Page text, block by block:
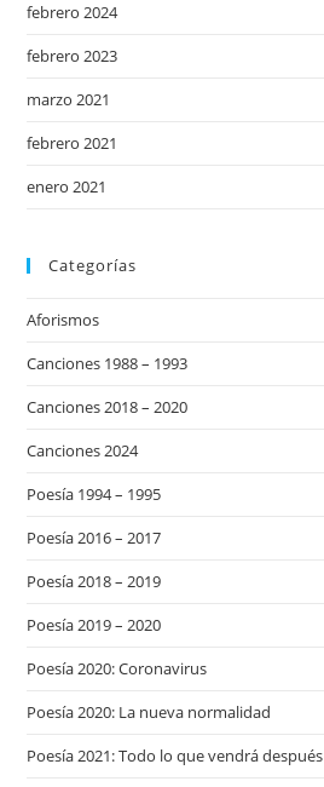
febrero 2024
febrero 2023
marzo 2021
febrero 2021
enero 2021
Categorías
Aforismos
Canciones 1988 – 1993
Canciones 2018 – 2020
Canciones 2024
Poesía 1994 – 1995
Poesía 2016 – 2017
Poesía 2018 – 2019
Poesía 2019 – 2020
Poesía 2020: Coronavirus
Poesía 2020: La nueva normalidad
Poesía 2021: Todo lo que vendrá después